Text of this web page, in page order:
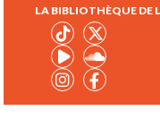
LA BIBLIOTHÈQUE DE